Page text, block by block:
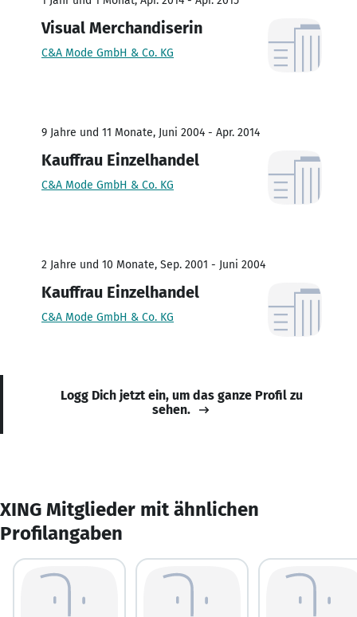
Visual Merchandiserin
C&A Mode GmbH & Co. KG
9 Jahre und 11 Monate, Juni 2004 - Apr. 2014
Kauffrau Einzelhandel
C&A Mode GmbH & Co. KG
2 Jahre und 10 Monate, Sep. 2001 - Juni 2004
Kauffrau Einzelhandel
C&A Mode GmbH & Co. KG
Logg Dich jetzt ein, um das ganze Profil zu
sehen.
XING Mitglieder mit ähnlichen
Profilangaben